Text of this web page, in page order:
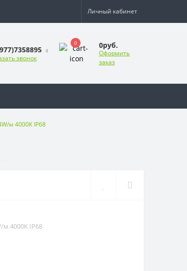
Личный кабинет
звонок
0 0руб.
Оформить
заказ
м 4000К IP68
м 4000К IP68